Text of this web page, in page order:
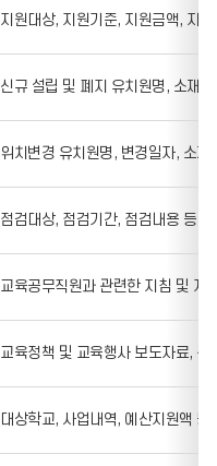
지원대상, 지원기준, 지원금액, 지원
신규 설립 및 폐지 유치원명, 소재
위치변경 유치원명, 변경일자, 소재
점검대상, 점검기간, 점검내용 등
교육공무직원과 관련한 지침 및 자
교육정책 및 교육행사 보도자료, 관
대상학교, 사업내역, 예산지원액 등